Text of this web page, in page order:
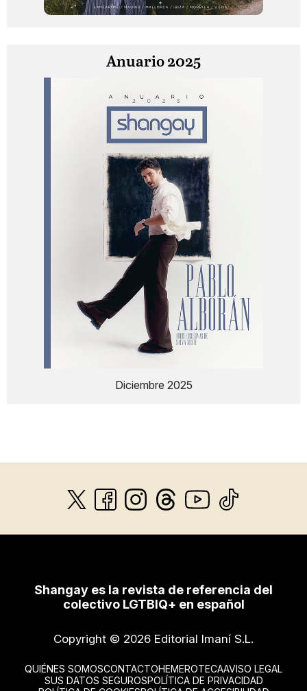
Anuario 2025
Diciembre 2025
Shangay es la revista de referencia del
colectivo LGTBIQ+ en español
Copyright © 2026 Editorial Imaní S.L.
QUIÉNES SOMOSCONTACTOHEMEROTECAAVISO LEGAL
SUS DATOS SEGUROSPOLÍTICA DE PRIVACIDAD